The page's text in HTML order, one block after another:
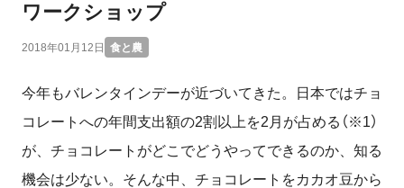
ワークショップ
2018年01月12日 食と農
今年もバレンタインデーが近づいてきた。日本ではチョ
コレートへの年間支出額の2割以上を2月が占める（※1）
が、チョコレートがどこでどうやってできるのか、知る
機会は少ない。そんな中、チョコレートをカカオ豆から